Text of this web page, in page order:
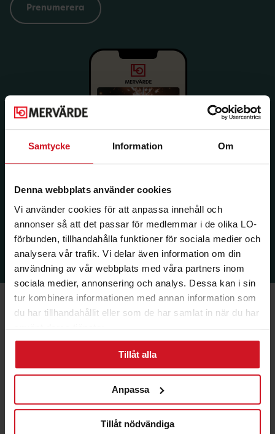
Samtycke Information Om
Denna webbplats använder cookies
Vi använder cookies för att anpassa innehåll och
annonser så att det passar för medlemmar i de olika LO-
förbunden, tillhandahålla funktioner för sociala medier och
analysera vår trafik. Vi delar även information om din
användning av vår webbplats med våra partners inom
sociala medier, annonsering och analys. Dessa kan i sin
tur kombinera informationen med annan information som
du har tillhandahållit eller som de har samlat in när du har
använt deras tjänster.
Tillåt alla
Anpassa
Tillåt nödvändiga
Ekonomi & Försäkring
Hälsa & Fritid
Nöje